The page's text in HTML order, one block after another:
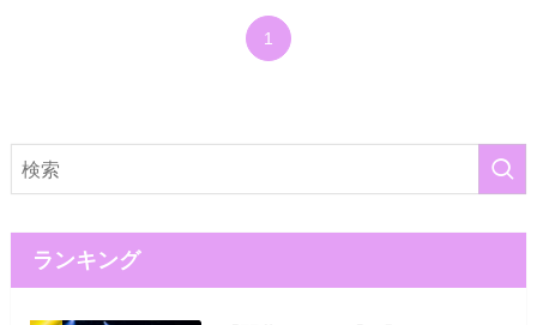
1
ランキング